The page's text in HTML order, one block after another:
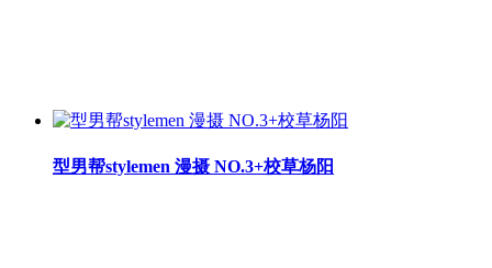
型男帮stylemen 漫摄 NO.3+校草杨阳